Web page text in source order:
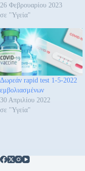
26 Φεβρουαρίου 2023
σε "Υγεία"
Δωρεάν rapid test 1-5-2022
εμβολιασμένων
30 Απριλίου 2022
σε "Υγεία"